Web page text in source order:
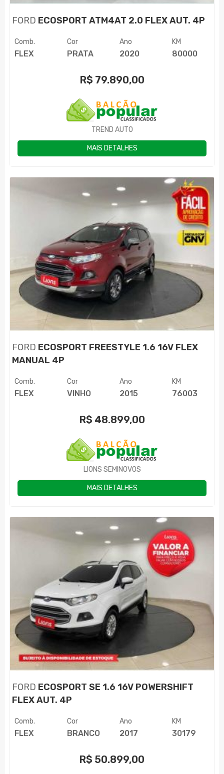
FORD ECOSPORT ATM4AT 2.0 FLEX AUT. 4P
Comb.
FLEX
Cor
PRATA
Ano
2020
KM
80000
R$ 79.890,00
TREND AUTO
MAIS DETALHES
FORD ECOSPORT FREESTYLE 1.6 16V FLEX
MANUAL 4P
Comb.
FLEX
Cor
VINHO
Ano
2015
KM
76003
R$ 48.899,00
LIONS SEMINOVOS
MAIS DETALHES
FORD ECOSPORT SE 1.6 16V POWERSHIFT
FLEX AUT. 4P
Comb.
FLEX
Cor
BRANCO
Ano
2017
KM
30179
R$ 50.899,00